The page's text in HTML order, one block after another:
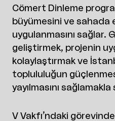
Cömert Dinleme
büyümesini ve sahada
uygulanmasını sağlar.
geliştirmek, projenin
kolaylaştırmak ve
toplululuğun
yayılmasını
V Vakfı’ndaki